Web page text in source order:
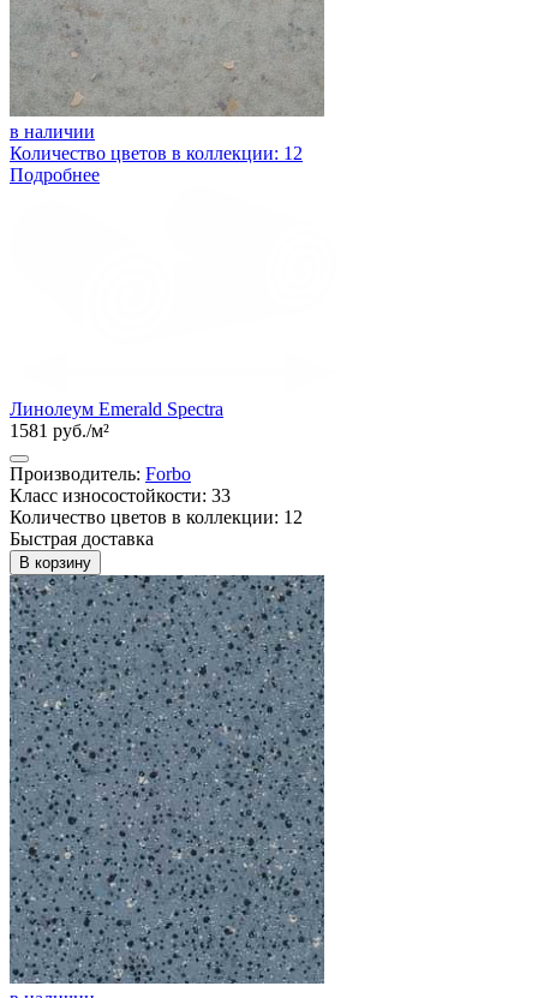
в наличии
Количество цветов в коллекции: 12
Подробнее
Линолеум Emerald Spectra
1581 руб./м²
Производитель: Forbo
Класс износостойкости: 33
Количество цветов в коллекции: 12
Быстрая доставка
В корзину